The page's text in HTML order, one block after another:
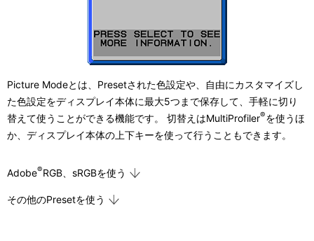
Picture Modeとは、Presetされた色設定や、自由にカスタマイズし
た色設定をディスプレイ本体に最大5つまで保存して、手軽に切り
替えて使うことができる機能です。 切替えはMultiProfiler®を使うほ
か、ディスプレイ本体の上下キーを使って行うこともできます。
Adobe®RGB、sRGBを使う
その他のPresetを使う